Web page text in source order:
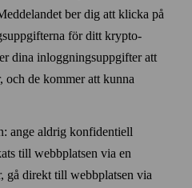
ber dig att klicka på
för ditt krypto­
dina inloggnings­uppgifter att
och de kommer att kunna
ange aldrig konfidentiell
till webb­platsen via en
gå direkt till webb­platsen via